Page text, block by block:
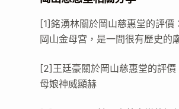
[1]銘湧林關於岡山慈惠堂的評價：
岡山金母宮，是一間很有歷史的
[2]王廷豪關於岡山慈惠堂的評價
母娘神威顯赫